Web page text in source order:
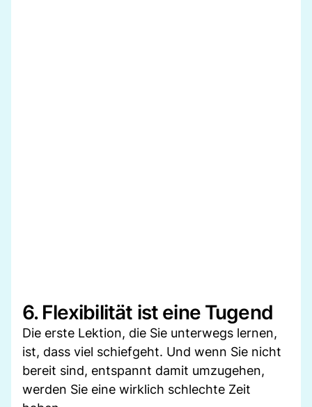
6. Flexibilität ist eine Tugend
Die erste Lektion, die Sie unterwegs lernen,
ist, dass viel schiefgeht. Und wenn Sie nicht
bereit sind, entspannt damit umzugehen,
werden Sie eine wirklich schlechte Zeit